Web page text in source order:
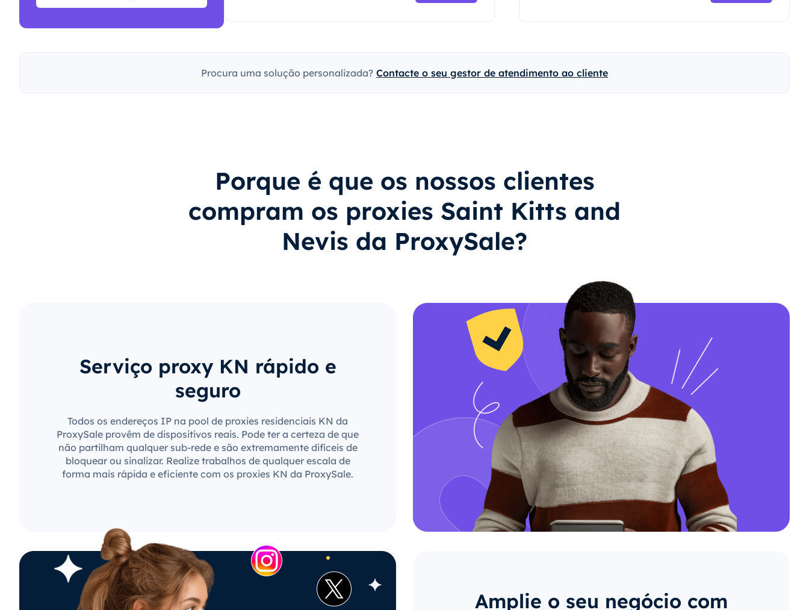
Procura uma solução personalizada? Contacte o seu gestor de atendimento ao cliente
Porque é que os nossos clientes
compram os proxies Saint Kitts and
Nevis da ProxySale?
Serviço proxy KN rápido e
seguro
Todos os endereços IP na pool de proxies residenciais KN da
ProxySale provêm de dispositivos reais. Pode ter a certeza de que
não partilham qualquer sub-rede e são extremamente difíceis de
bloquear ou sinalizar. Realize trabalhos de qualquer escala de
forma mais rápida e eficiente com os proxies KN da ProxySale.
Amplie o seu negócio com